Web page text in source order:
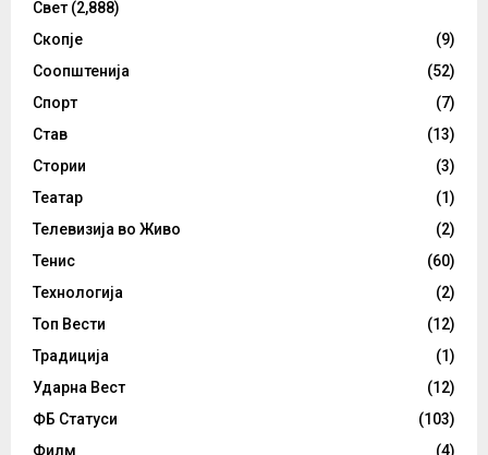
Свет (2,888)
Скопје
(9)
Соопштенија
(52)
Спорт
(7)
Став
(13)
Стории
(3)
Театар
(1)
Телевизија во Живо
(2)
Тенис
(60)
Технологија
(2)
Топ Вести
(12)
Традиција
(1)
Ударна Вест
(12)
ФБ Статуси
(103)
Филм
(4)